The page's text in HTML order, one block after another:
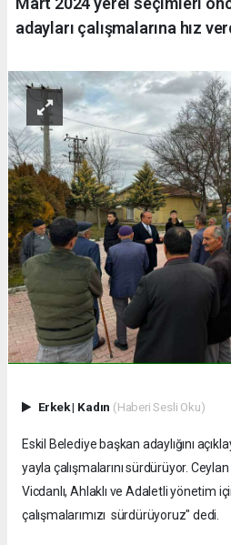
adayları çalışmalarına hız
Erkek| Kadın (Haberi Sesli Oku)
Eskil Belediye başkan adaylığını
yayla çalışmalarını sürdürüyor.
Vicdanlı, Ahlaklı ve Adaletli yönetim
çalışmalarımızı sürdürüyoruz" dedi.